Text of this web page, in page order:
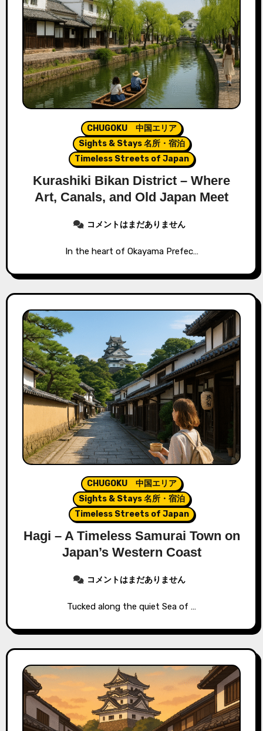
CHUGOKU 中国エリア
Sights & Stays 名所・宿泊
Timeless Streets of Japan
Kurashiki Bikan District – Where
Art, Canals, and Old Japan Meet
コメントはまだありません
In the heart of Okayama Prefec…
CHUGOKU 中国エリア
Sights & Stays 名所・宿泊
Timeless Streets of Japan
Hagi – A Timeless Samurai Town on
Japan’s Western Coast
コメントはまだありません
Tucked along the quiet Sea of …